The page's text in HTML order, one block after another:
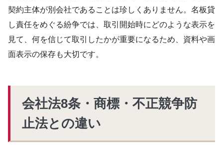
契約主体が別会社であることは珍しくありません。名板貸
し責任をめぐる紛争では、取引開始時にどのような表示を
見て、何を信じて取引したかが重要になるため、資料や画
面表示の保存も大切です。
会社法8条・商標・不正競争防
止法との違い